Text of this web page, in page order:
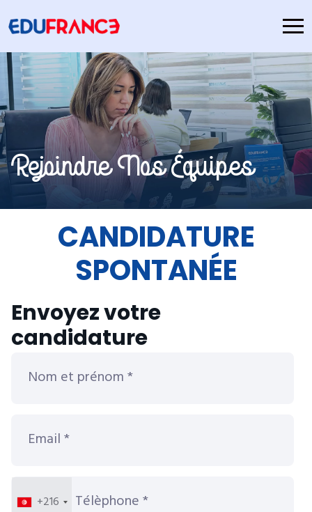
Rejoindre Nos Équipes
CANDIDATURE
SPONTANÉE
Envoyez votre
candidature
+216